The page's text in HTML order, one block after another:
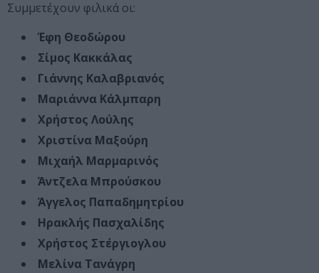
Συμμετέχουν φιλικά οι:
Έφη Θεοδώρου
Σίμος Κακκάλας
Γιάννης Καλαβριανός
Μαριάννα Κάλμπαρη
Χρήστος Λούλης
Χριστίνα Μαξούρη
Μιχαήλ Μαρμαρινός
Άντζελα Μπρούσκου
Άγγελος Παπαδημητρίου
Ηρακλής Πασχαλίδης
Χρήστος Στέργιογλου
Μελίνα Τανάγρη